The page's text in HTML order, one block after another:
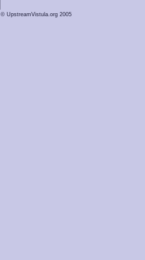
© UpstreamVistula.org 2005